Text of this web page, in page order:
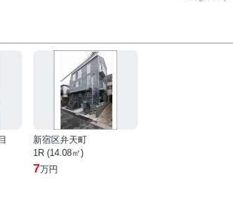
新宿区弁天町
1R (14.08㎡)
7万円